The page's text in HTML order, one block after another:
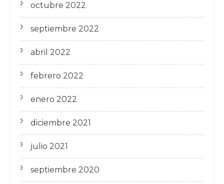
octubre 2022
septiembre 2022
abril 2022
febrero 2022
enero 2022
diciembre 2021
julio 2021
septiembre 2020